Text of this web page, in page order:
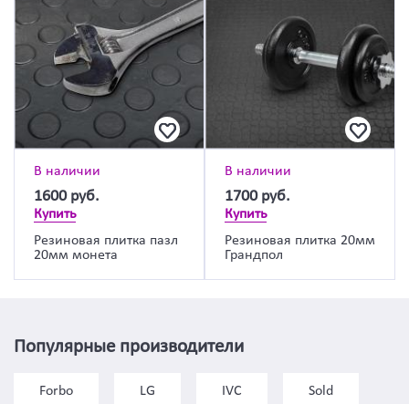
В наличии
1600 руб.
Купить
Резиновая плитка пазл
20мм монета
В наличии
1700 руб.
Купить
Резиновая плитка 20мм
Грандпол
Популярные производители
Forbo LG IVC Sold